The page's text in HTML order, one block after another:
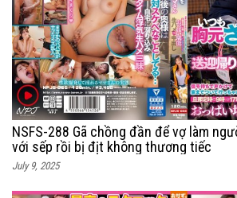
NSFS-288 Gã chồng đần để vợ làm
với sếp rồi bị địt không thương tiếc
July 9, 2025